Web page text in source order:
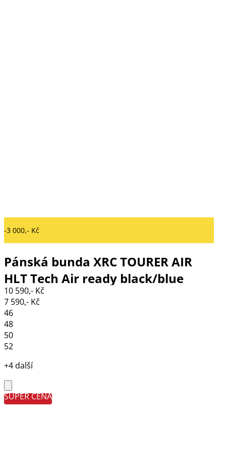
-3 000,- Kč
Pánská bunda XRC TOURER AIR
HLT Tech Air ready black/blue
10 590,- Kč
7 590,- Kč
46
48
50
52
+4 další
SUPER CENA